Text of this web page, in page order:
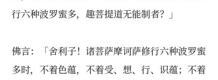
行六种波罗蜜多，趣菩提道无能制者？」
佛言：「舍利子！诸菩萨摩诃萨修行六种波罗蜜
多时，不着色蕴，不着受、想、行、识蕴；不着